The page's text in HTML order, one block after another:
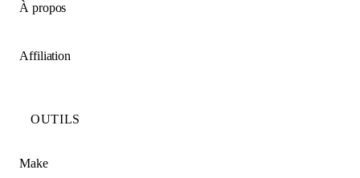
À propos
Affiliation
OUTILS
Make